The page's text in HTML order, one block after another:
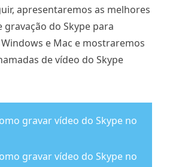
apresentaremos as melhores
do Skype para
e Mac e mostraremos
de vídeo do Skype
gravar vídeo do Skype no
gravar vídeo do Skype no